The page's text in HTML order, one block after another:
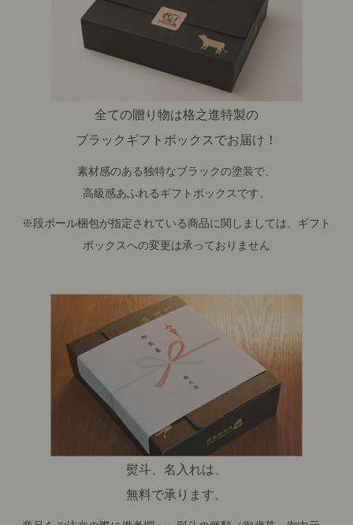
全ての贈り物は格之進特製の
ブラックギフトボックスでお届け！
素材感のある独特なブラックの塗装で、
高級感あふれるギフトボックスです。
※段ボール梱包が指定されている商品に関しましては、ギフト
ボックスへの変更は承っておりません
熨斗、名入れは、
無料で承ります。